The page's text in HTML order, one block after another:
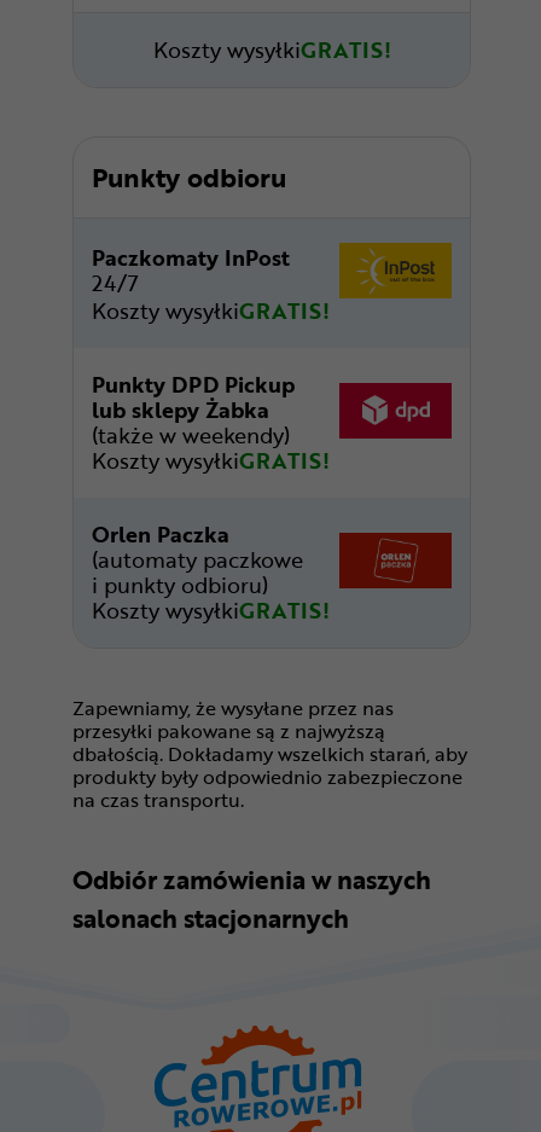
Koszty wysyłkiGRATIS!
Punkty odbioru
Paczkomaty InPost
24/7
Koszty wysyłkiGRATIS!
Punkty DPD Pickup
lub sklepy Żabka
(także w weekendy)
Koszty wysyłkiGRATIS!
Orlen Paczka
(automaty paczkowe
i punkty odbioru)
Koszty wysyłkiGRATIS!
Zapewniamy, że wysyłane przez nas
przesyłki pakowane są z najwyższą
dbałością. Dokładamy wszelkich starań, aby
produkty były odpowiednio zabezpieczone
na czas transportu.
Odbiór zamówienia w naszych
salonach stacjonarnych